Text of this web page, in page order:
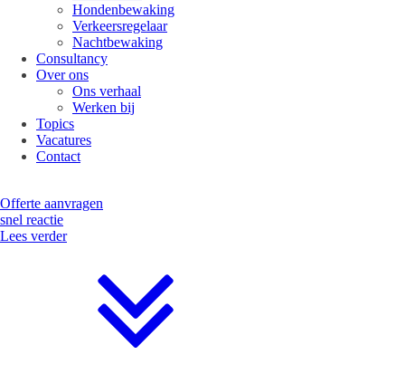
Hondenbewaking
Verkeersregelaar
Nachtbewaking
Consultancy
Over ons
Ons verhaal
Werken bij
Topics
Vacatures
Contact
Offerte aanvragen
snel reactie
Lees verder